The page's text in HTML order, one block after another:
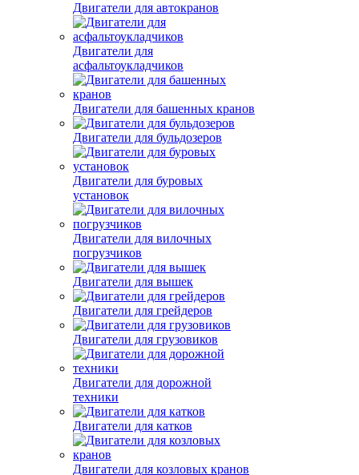
Двигатели для автокранов
Двигатели для
асфальтоукладчиков
Двигатели для башенных кранов
Двигатели для бульдозеров
Двигатели для буровых
установок
Двигатели для вилочных
погрузчиков
Двигатели для вышек
Двигатели для грейдеров
Двигатели для грузовиков
Двигатели для дорожной
техники
Двигатели для катков
Двигатели для козловых кранов